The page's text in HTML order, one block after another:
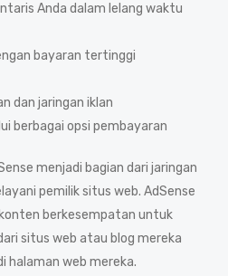
Anda dalam lelang waktu
bayaran tertinggi
dan jaringan iklan
berbagai opsi pembayaran
menjadi bagian dari jaringan
pemilik situs web. AdSense
berkesempatan untuk
situs web atau blog mereka
halaman web mereka.